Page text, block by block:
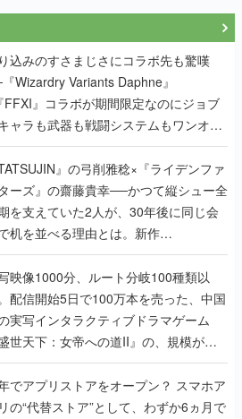
込みのすさまじさにコラボ先も驚嘆
Wizardry Variants Daphne』
FFXI』コラボが期間限定なのにジョブ
ャラも武器も戦闘システムもワンオフ
り込まれた理由を両ディレクターに聞
TATSUJIN』の弓削雅稔×『ライデンファ
ーズ』の齋藤貴幸──かつて縦シュー全
を支えていた2人が、30年後に同じ会
机を並べる理由とは。新作
EXTREME』で初タッグを組
レジェンド2人に訊く開発秘話
映像1000分、ルート分岐100種類以
配信開始5日で100万本を売った、中国
実写インタラクティブドラマゲーム
盛世天下：女帝への道II』の、規模が違
だわりをプロデューサーに聞いた
でアプリストアをオープン？ スマホア
の“代替ストア”として、わずか6ヵ月で